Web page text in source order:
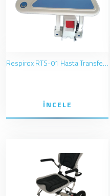
Respirox RTS-01 Hasta Transfer Aracı
İNCELE